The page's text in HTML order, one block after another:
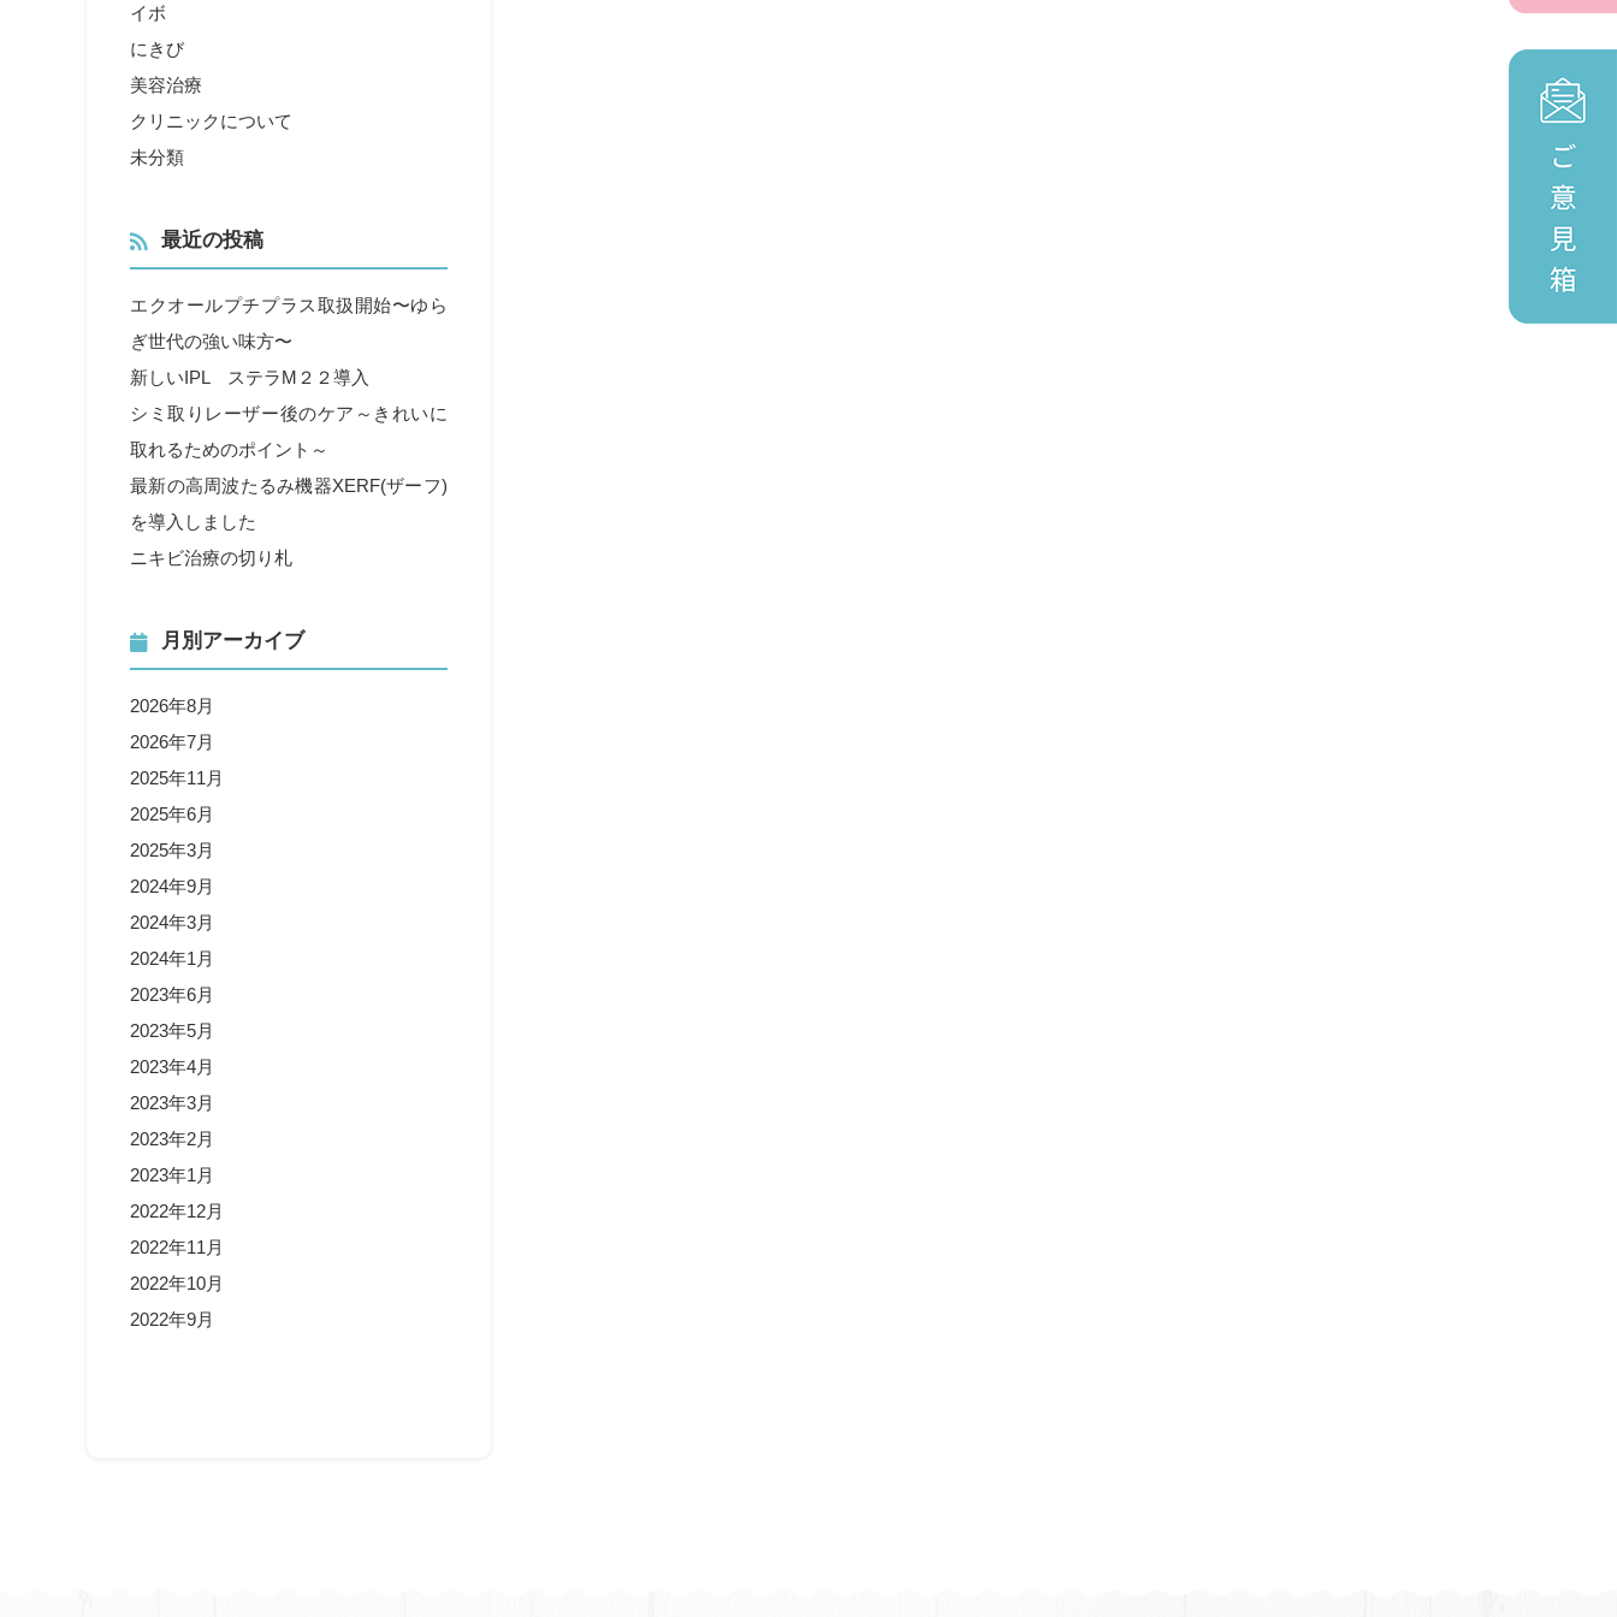
イボ
にきび
美容治療
クリニックについて
未分類
最近の投稿
エクオールプチプラス取扱開始〜ゆら
ぎ世代の強い味方〜
新しいIPL ステラM２２導入
シミ取りレーザー後のケア～きれいに
取れるためのポイント～
最新の高周波たるみ機器XERF(ザーフ)
を導入しました
ニキビ治療の切り札
月別アーカイブ
2026年8月
2026年7月
2025年11月
2025年6月
2025年3月
2024年9月
2024年3月
2024年1月
2023年6月
2023年5月
2023年4月
2023年3月
2023年2月
2023年1月
2022年12月
2022年11月
2022年10月
2022年9月